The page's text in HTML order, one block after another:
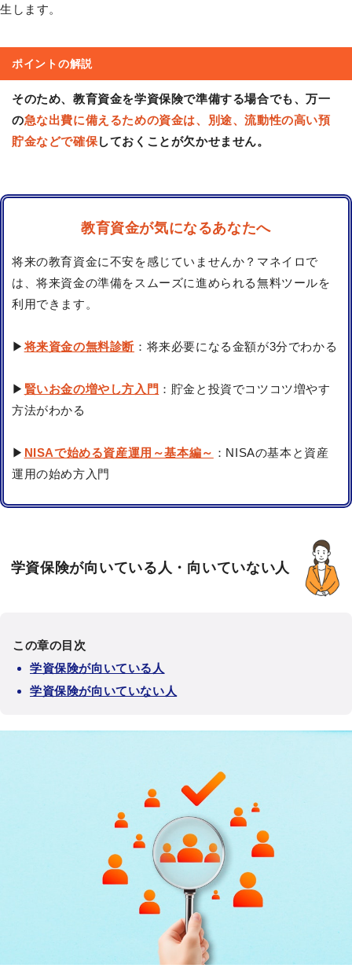
生します。
ポイントの解説
そのため、教育資金を学資保険で準備する場合でも、万一
の急な出費に備えるための資金は、別途、流動性の高い預
貯金などで確保しておくことが欠かせません。
教育資金が気になるあなたへ
将来の教育資金に不安を感じていませんか？マネイロで
は、将来資金の準備をスムーズに進められる無料ツールを
利用できます。
▶将来資金の無料診断 ：将来必要になる金額が3分でわかる
▶ 賢いお金の増やし方入門 ：貯金と投資でコツコツ増やす
方法がわかる
▶ NISAで始める資産運用～基本編～ ：NISAの基本と資産
運用の始め方入門
学資保険が向いている人・向いていない人
この章の目次
学資保険が向いている人
学資保険が向いていない人